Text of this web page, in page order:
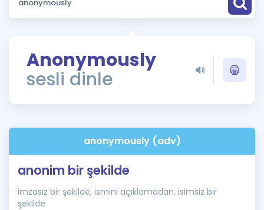
Puan Hesaplama
ÖSYM Sınav Takvimi
Kampanyalar
İngilizce Gramer
Anonymously
sesli dinle
anonymously (adv)
anonim bir şekilde
imzasız bir şekilde, ismini açıklamadan, isimsiz bir
şekilde